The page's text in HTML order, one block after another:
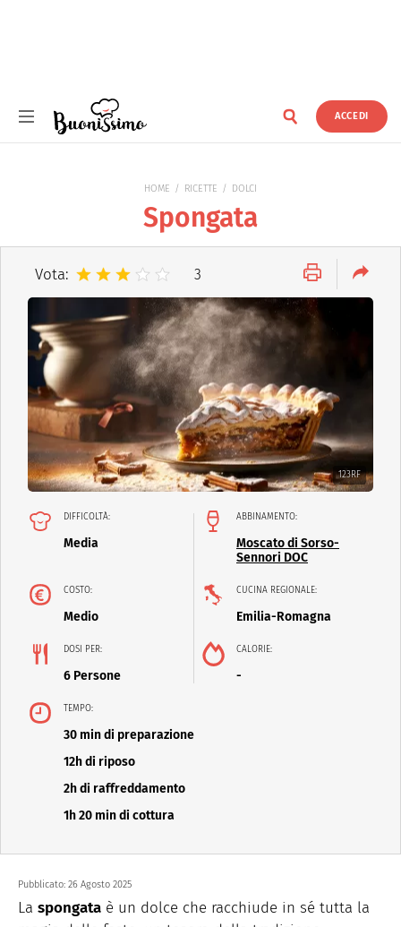
ACCEDI
HOME RICETTE DOLCI
Spongata
Vota: 3
123RF
DIFFICOLTÀ:
Media
ABBINAMENTO:
Moscato di Sorso-
Sennori DOC
COSTO:
Medio
CUCINA REGIONALE:
Emilia-Romagna
DOSI PER:
6 Persone
CALORIE:
-
TEMPO:
30 min di preparazione
12h di riposo
2h di raffreddamento
1h 20 min di cottura
Pubblicato: 26 Agosto 2025
La spongata è un dolce che racchiude in sé tutta la